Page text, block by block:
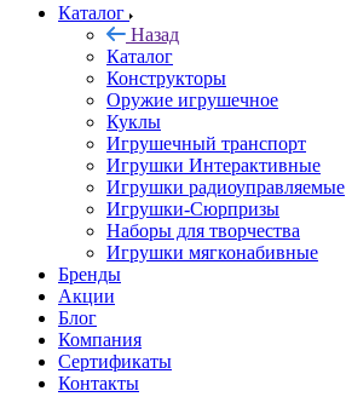
Каталог
Назад
Каталог
Конструкторы
Оружие игрушечное
Куклы
Игрушечный транспорт
Игрушки Интерактивные
Игрушки радиоуправляемые
Игрушки-Сюрпризы
Наборы для творчества
Игрушки мягконабивные
Бренды
Акции
Блог
Компания
Сертификаты
Контакты